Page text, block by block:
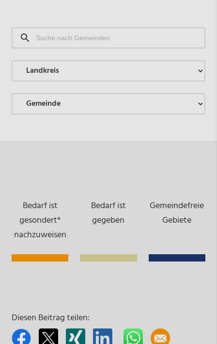
Suche
nach
Gemeinden
Bedarf ist
gesondert*
nachzuweisen
Bedarf ist
gegeben
Gemeindefreie
Gebiete
Diesen Beitrag teilen: